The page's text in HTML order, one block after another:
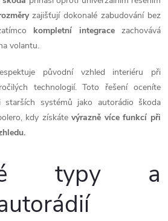
zajišťují dokonalé zabudování bez
kompletní integracezachovává
volantu.
původní vzhled interiéru při
technologií. Toto řešení oceníte
starších systémů jako autorádio škoda
kdy získátevýrazně více funkcí při
typy a